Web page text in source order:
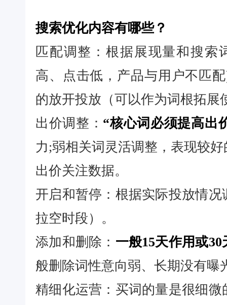
搜索优化内容有哪些？
匹配调整：根据展现量和搜索
高、点击低，产品与用户不匹
的放开投放（可以作为词根拓
出价调整： “核心词必须提高出
力;弱相关词灵活调整，表现较
出价关注数据。
开启和暂停：根据实际投放情
拉空时段）。
添加和删除： 一般15天作用或
般删除词性意向弱、长期没有曝
精细化运营：买词的量是很细